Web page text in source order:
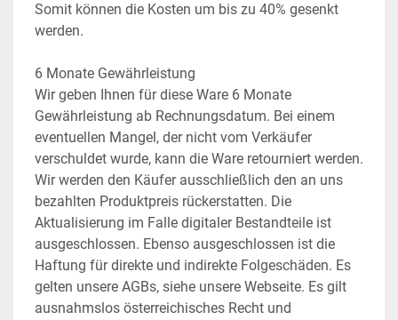
Somit können die Kosten um bis zu 40% gesenkt
werden.
6 Monate Gewährleistung
Wir geben Ihnen für diese Ware 6 Monate
Gewährleistung ab Rechnungsdatum. Bei einem
eventuellen Mangel, der nicht vom Verkäufer
verschuldet wurde, kann die Ware retourniert werden.
Wir werden den Käufer ausschließlich den an uns
bezahlten Produktpreis rückerstatten. Die
Aktualisierung im Falle digitaler Bestandteile ist
ausgeschlossen. Ebenso ausgeschlossen ist die
Haftung für direkte und indirekte Folgeschäden. Es
gelten unsere AGBs, siehe unsere Webseite. Es gilt
ausnahmslos österreichisches Recht und